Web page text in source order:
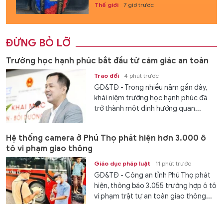
Thế giới 7 giờ trước
ĐỪNG BỎ LỠ
Trường học hạnh phúc bắt đầu từ cảm giác an toàn
Trao đổi 4 phút trước
GD&TĐ - Trong nhiều năm gần đây,
khái niệm trường học hạnh phúc đã
trở thành một định hướng quan...
Hệ thống camera ở Phú Thọ phát hiện hơn 3.000 ô
tô vi phạm giao thông
Giáo dục pháp luật 11 phút trước
GD&TĐ - Công an tỉnh Phú Thọ phát
hiện, thông báo 3.055 trường hợp ô tô
vi phạm trật tự an toàn giao thông...